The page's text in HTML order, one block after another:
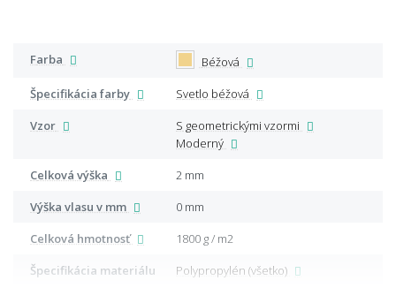
Farba
Béžová
Špecifikácia farby
Svetlo béžová
Vzor
S geometrickými vzormi
Moderný
Celková výška
2 mm
Výška vlasu v mm
0 mm
Celková hmotnosť
1800 g / m2
Špecifikácia materiálu
Polypropylén (všetko)